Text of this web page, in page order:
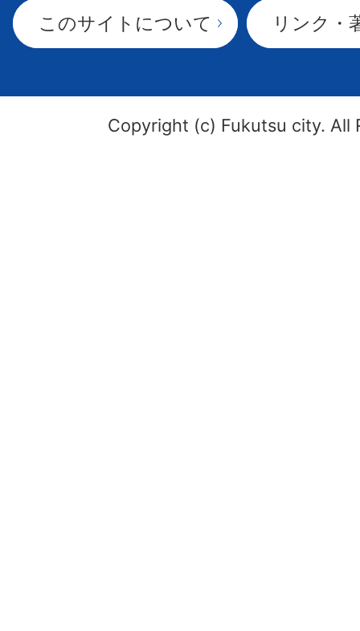
このサイトについて リンク・
Copyright (c) Fukutsu city. All